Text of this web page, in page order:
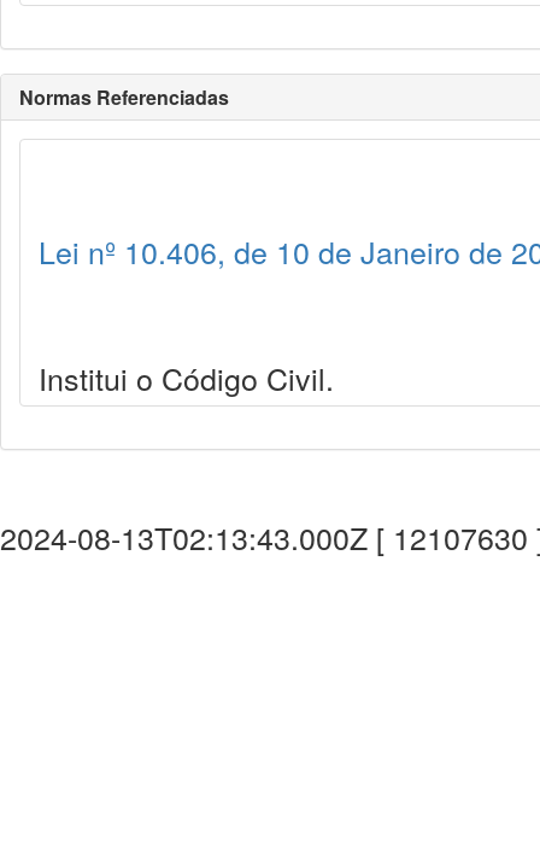
Normas Referenciadas
Lei nº 10.406, de 10 de Janeiro de
Institui o Código Civil.
2024-08-13T02:13:43.000Z [ 12107630